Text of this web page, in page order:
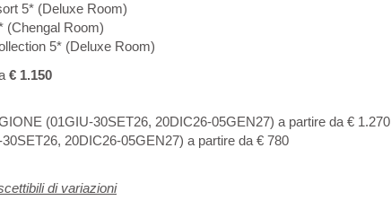
5* (Deluxe Room)
Room)
5* (Deluxe Room)
€ 1.150
(01GIU-30SET26, 20DIC26-05GEN27) a partire da € 1.270
20DIC26-05GEN27) a partire da € 780
di variazioni